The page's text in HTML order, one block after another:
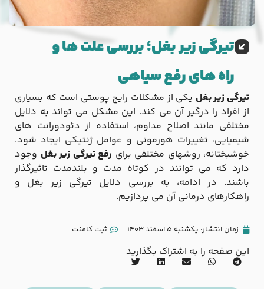
تیرگی زیر بغل؛ بررسی علت ها و
راه های رفع سیاهی
تیرگی زیر بغل یکی از مشکلات رایج پوستی است که بسیاری
از افراد را درگیر آن می کند. این مشکل می تواند به دلایل
مختلفی مانند اصلاح مداوم، استفاده از دئودورانت های
شیمیایی، تغییرات هورمونی و عوامل ژنتیکی ایجاد شود.
خوشبختانه، روشهای مختلفی برای رفع تیرگی زیر بغل وجود
دارد که می توانند در کوتاه مدت و بلندمدت تاثیرگذار
باشند. در ادامه، به بررسی دلایل تیرگی زیر بغل و
راهکارهای درمانی آن می پردازیم.
زمان انتشار: یکشنبه 5 اسفند 1403 ثبت کامنت
این صفحه را به اشتراک بگذارید